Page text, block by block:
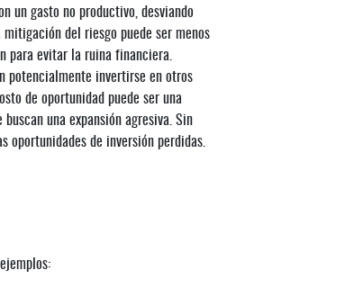
un gasto no productivo, desviando
del riesgo puede ser menos
para evitar la ruina financiera.
potencialmente invertirse en otros
de oportunidad puede ser una
una expansión agresiva. Sin
oportunidades de inversión perdidas.